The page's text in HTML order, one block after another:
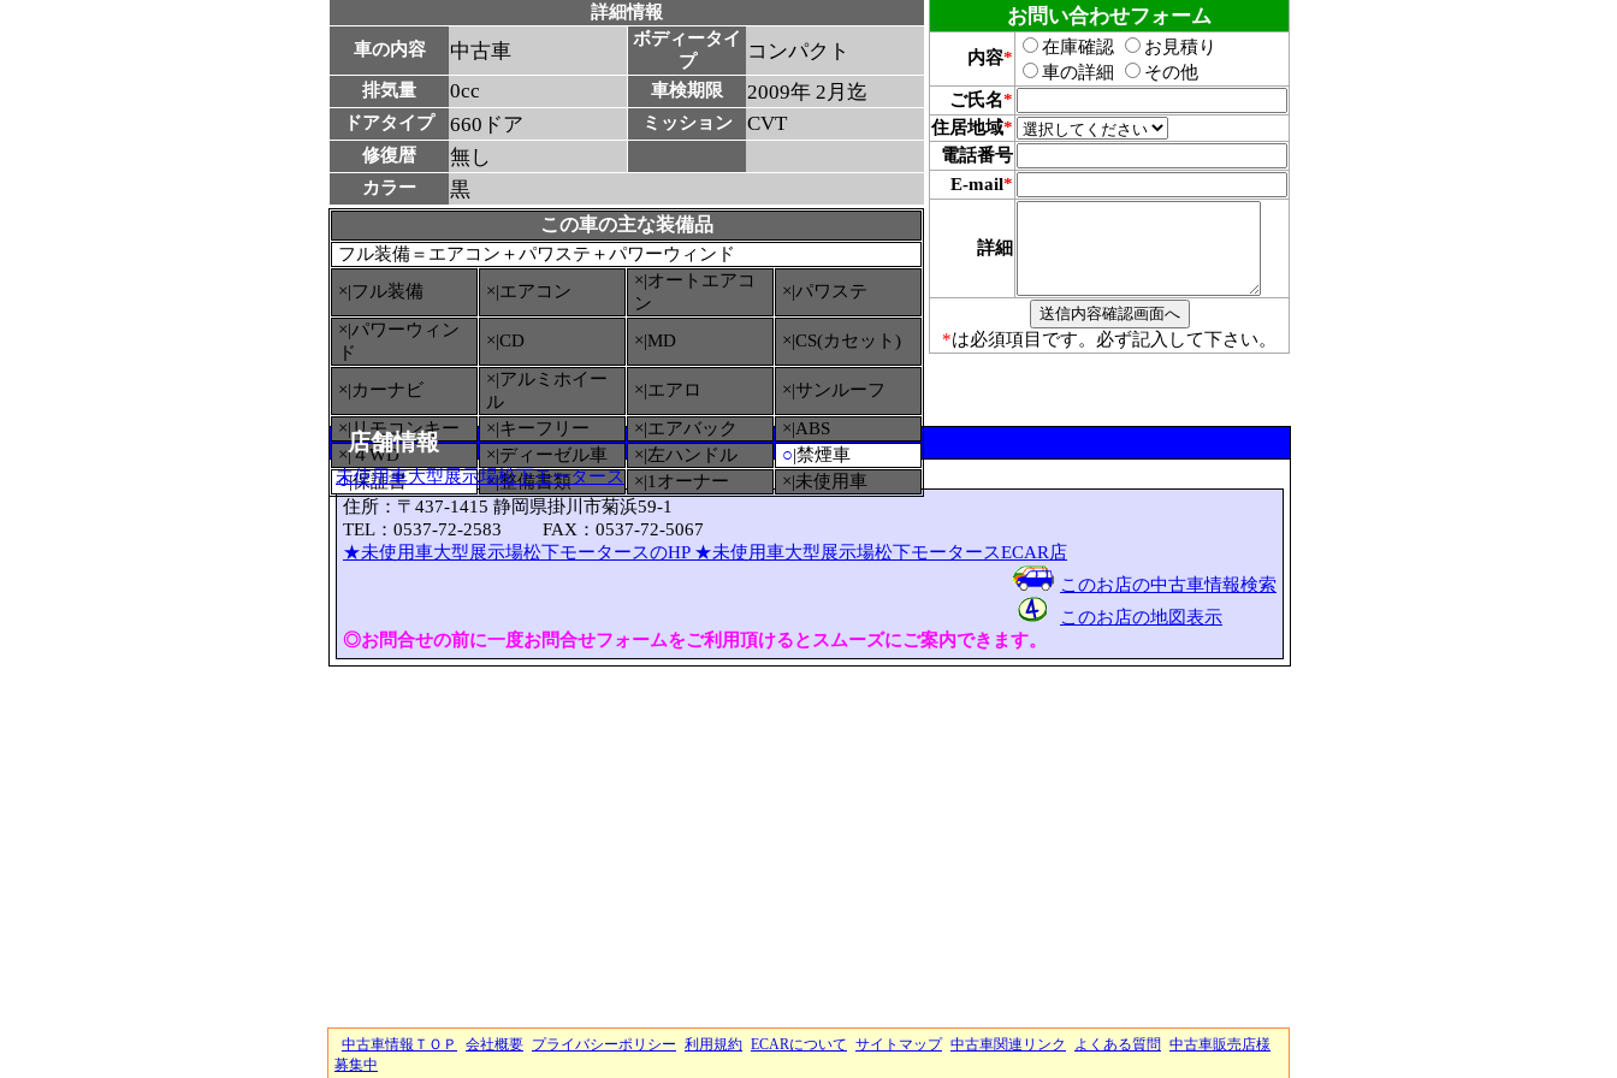
詳細情報
車の内容
中古車
ボディータイ
プ
コンパクト
排気量 0cc 車検期限 2009年 2月迄
ドアタイプ 660ドア ミッション CVT
修復暦 無し
カラー 黒
この車の主な装備品
フル装備＝エアコン＋パワステ＋パワーウィンド
×|フル装備
×|エアコン
×|オートエアコ
ン
×|パワステ
×|パワーウィン
ド
×|CD ×|MD ×|CS(カセット)
×|カーナビ
×|アルミホイー
ル
×|エアロ
×|サンルーフ
×|リモコンキー
×|キーフリー ×|エアバック
×|ABS
×|４WD
×|ディーゼル車 ×|左ハンドル ○|禁煙車
○|保証書 ×|整備書類 ×|1オーナー ×|未使用車
お問い合わせフォーム
内容*
在庫確認
お見積り
車の詳細
その他
ご氏名*
住居地域*
電話番号
E-mail*
詳細
*は必須項目です。必ず記入して下さい。
店舗情報
未使用車大型展示場松下モータース
住所：〒437-1415 静岡県掛川市菊浜59-1
TEL：0537-72-2583 FAX：0537-72-5067
★未使用車大型展示場松下モータースのHP ★未使用車大型展示場松下モータースECAR店
このお店の中古車情報検索
このお店の地図表示
◎お問合せの前に一度お問合せフォームをご利用頂けるとスムーズにご案内できます。
中古車情報ＴＯＰ 会社概要 プライバシーポリシー 利用規約 ECARについて サイトマップ 中古車関連リンク よくある質問 中古車販売店様
募集中